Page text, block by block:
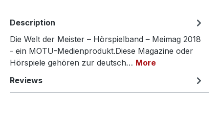
Description
Die Welt der Meister – Hörspielband – Meimag 2018
- ein MOTU-Medienprodukt.Diese Magazine oder
Hörspiele gehören zur deutsch… More
Reviews